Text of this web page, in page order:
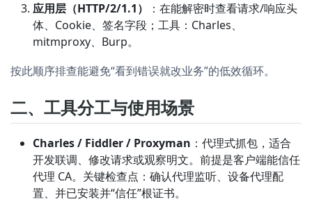
应用层（HTTP/2/1.1）
：在能解密时查看请求/响应头
体、Cookie、签名字段；工具：Charles、
mitmproxy、Burp。
按此顺序排查能避免“看到错误就改业务”的低效循环。
二、工具分工与使用场景
Charles / Fiddler / Proxyman ：代理式抓包，适合
开发联调、修改请求或观察明文。前提是客户端能信任
代理 CA。关键检查点：确认代理监听、设备代理配
置、并已安装并“信任”根证书。